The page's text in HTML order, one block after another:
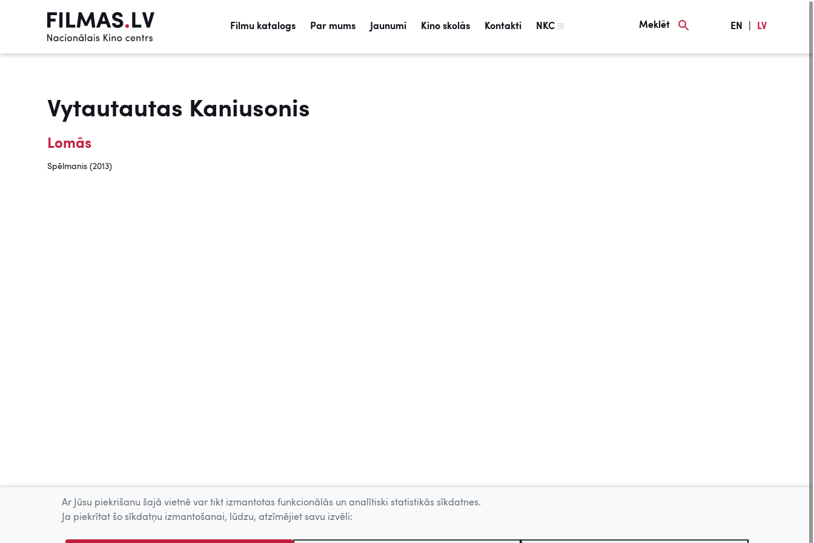
Filmu katalogs Par mums Jaunumi Kino skolās Kontakti NKC Meklēt EN LV
Vytautautas Kaniusonis
Lomās
Spēlmanis (2013)
Ar Jūsu piekrišanu šajā vietnē var tikt izmantotas funkcionālās un analītiski statistikās sīkdatnes.
Ja piekrītat šo sīkdatņu izmantošanai, lūdzu, atzīmējiet savu izvēli: